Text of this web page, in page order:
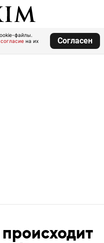
файлы.
согласие на их
Согласен
происходит